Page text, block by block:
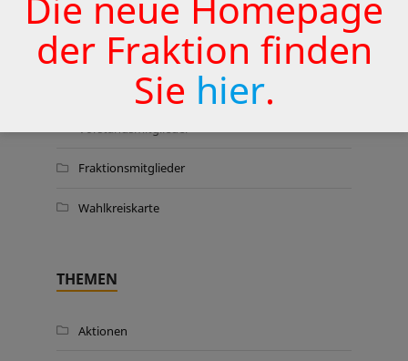
WER WIR SIND …
Vorstandsmitglieder
Fraktionsmitglieder
Wahlkreiskarte
THEMEN
Aktionen
der Fraktion finden
Sie hier.